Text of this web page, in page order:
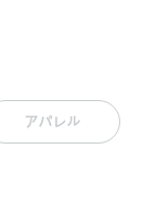
アパレル